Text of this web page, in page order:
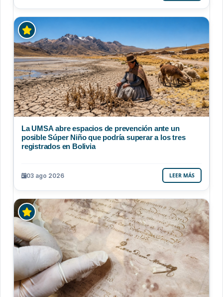
La UMSA abre espacios de prevención ante un
posible Súper Niño que podría superar a los tres
registrados en Bolivia
03 ago 2026 LEER MÁS